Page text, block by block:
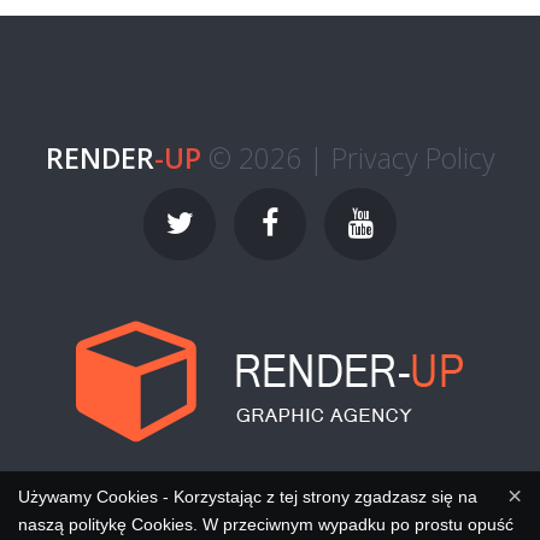
RENDER-UP © 2026 | Privacy Policy
×
Używamy Cookies - Korzystając z tej strony zgadzasz się na
naszą politykę Cookies. W przeciwnym wypadku po prostu opuść